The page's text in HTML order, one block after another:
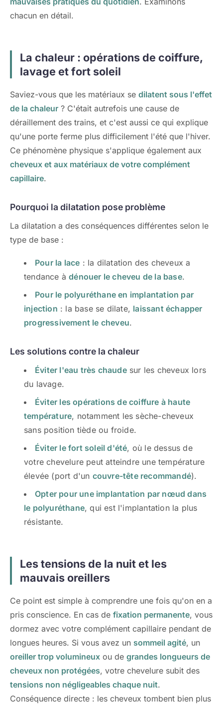
chacun en détail.
La chaleur : opérations de coiffure,
lavage et fort soleil
Saviez-vous que les matériaux se dilatent sous l'effet
de la chaleur ? C'était autrefois une cause de
déraillement des trains, et c'est aussi ce qui explique
qu'une porte ferme plus difficilement l'été que l'hiver.
Ce phénomène physique s'applique également aux
cheveux et aux matériaux de votre complément
capillaire.
Pourquoi la dilatation pose problème
La dilatation a des conséquences différentes selon le
type de base :
Pour la lace : la dilatation des cheveux a
tendance àdénouer le cheveu de la base.
Pour le polyuréthane en implantation par
injection : la base se dilate, laissant échapper
progressivement le cheveu.
Les solutions contre la chaleur
Éviter l'eau très chaudesur les cheveux lors
du lavage.
Éviter les opérations de coiffure à haute
température, notamment les sèche-cheveux
sans position tiède ou froide.
Éviter le fort soleil d'été, où le dessus de
votre chevelure peut atteindre une température
élevée (port d'un couvre-tête recommandé).
Opter pour une implantation par nœud dans
le polyuréthane, qui est l'implantation la plus
résistante.
Les tensions de la nuit et les
mauvais oreillers
Ce point est simple à comprendre une fois qu'on en a
pris conscience. En cas de fixation permanente, vous
dormez avec votre complément capillaire pendant de
longues heures. Si vous avez un sommeil agité, un
oreiller trop volumineux ou de grandes longueurs de
cheveux non protégées, votre chevelure subit des
tensions non négligeables chaque nuit.
Conséquence directe : les cheveux tombent bien plus